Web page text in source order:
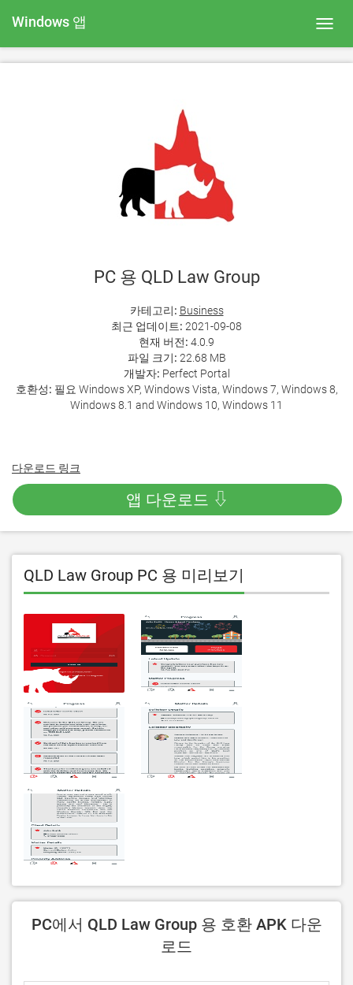
Windows 앱
PC 용 QLD Law Group
카테고리: Business
최근 업데이트: 2021-09-08
현재 버전: 4.0.9
파일 크기: 22.68 MB
개발자: Perfect Portal
호환성: 필요 Windows XP, Windows Vista, Windows 7, Windows 8,
Windows 8.1 and Windows 10, Windows 11
다운로드 링크
앱 다운로드 ⇩
QLD Law Group PC 용 미리보기
PC에서 QLD Law Group 용 호환 APK 다운
로드